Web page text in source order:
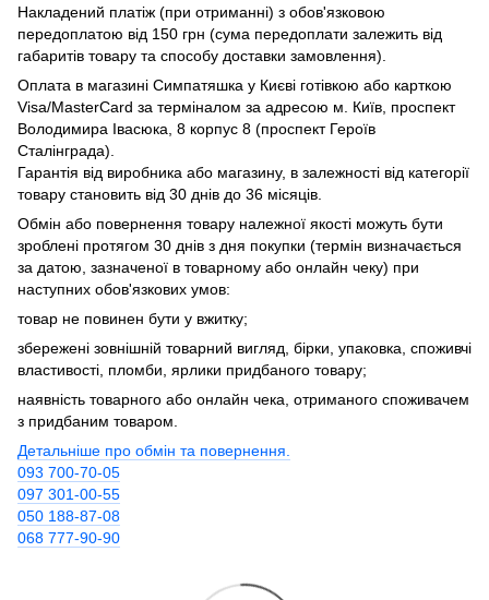
Накладений платіж (при отриманні) з обов'язковою
передоплатою від 150 грн (сума передоплати залежить від
габаритів товару та способу доставки замовлення).
Оплата в магазині Симпатяшка у Києві готівкою або карткою
Visa/MasterCard за терміналом за адресою м. Київ, проспект
Володимира Івасюка, 8 корпус 8 (проспект Героїв
Сталінграда).
Гарантія від виробника або магазину, в залежності від категорії
товару становить від 30 днів до 36 місяців.
Обмін або повернення товару належної якості можуть бути
зроблені протягом 30 днів з дня покупки (термін визначається
за датою, зазначеної в товарному або онлайн чеку) при
наступних обов'язкових умов:
товар не повинен бути у вжитку;
збережені зовнішній товарний вигляд, бірки, упаковка, споживчі
властивості, пломби, ярлики придбаного товару;
наявність товарного або онлайн чека, отриманого споживачем
з придбаним товаром.
Детальніше про обмін та повернення.
093 700-70-05
097 301-00-55
050 188-87-08
068 777-90-90